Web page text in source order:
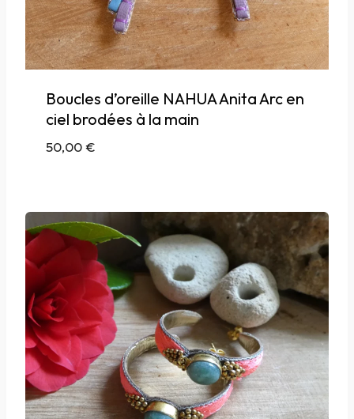
Boucles d’oreille NAHUA Anita Arc en
ciel brodées à la main
50,00€